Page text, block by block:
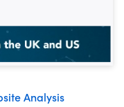
Analysis